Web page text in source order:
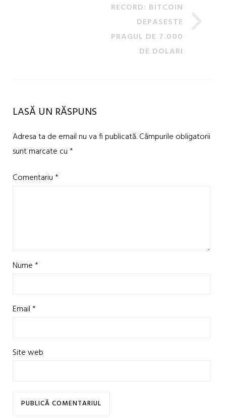
RECORD: BITCOIN
DEPASESTE
PRAGUL DE 7.000
DE DOLARI
LASĂ UN RĂSPUNS
Adresa ta de email nu va fi publicată.Câmpurile obligatorii
sunt marcate cu*
Comentariu*
Nume*
Email*
Site web